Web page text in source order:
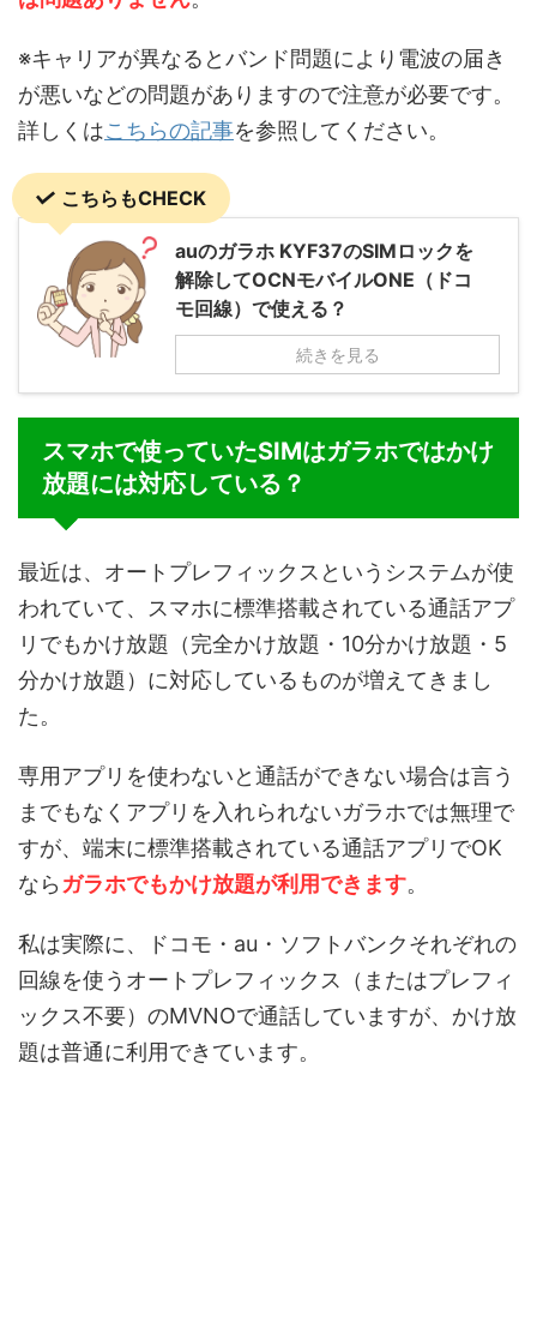
※キャリアが異なるとバンド問題により電波の届き
が悪いなどの問題がありますので注意が必要です。
詳しくはこちらの記事を参照してください。
こちらもCHECK
auのガラホ KYF37のSIMロックを
解除してOCNモバイルONE（ドコ
モ回線）で使える？
続きを見る
スマホで使っていたSIMはガラホではかけ
放題には対応している？
最近は、オートプレフィックスというシステムが使
われていて、スマホに標準搭載されている通話アプ
リでもかけ放題（完全かけ放題・10分かけ放題・5
分かけ放題）に対応しているものが増えてきまし
た。
専用アプリを使わないと通話ができない場合は言う
までもなくアプリを入れられないガラホでは無理で
すが、端末に標準搭載されている通話アプリでOK
なら ガラホでもかけ放題が利用できます。
私は実際に、ドコモ・au・ソフトバンクそれぞれの
回線を使うオートプレフィックス（またはプレフィ
ックス不要）のMVNOで通話していますが、かけ放
題は普通に利用できています。